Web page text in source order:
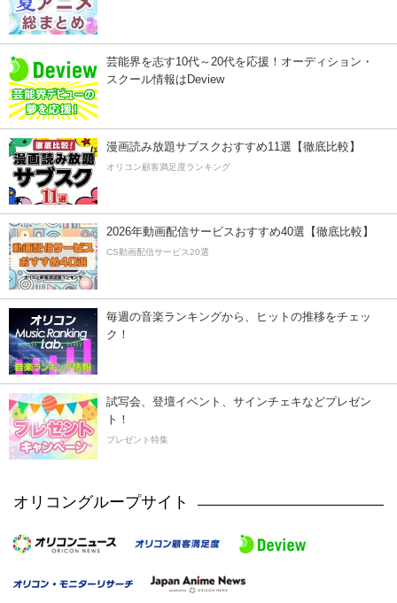
芸能界を志す10代～20代を応援！オーディション・
スクール情報はDeview
漫画読み放題サブスクおすすめ11選【徹底比較】
オリコン顧客満足度ランキング
2026年動画配信サービスおすすめ40選【徹底比較】
CS動画配信サービス20選
毎週の音楽ランキングから、ヒットの推移をチェッ
ク！
試写会、登壇イベント、サインチェキなどプレゼン
ト！
プレゼント特集
オリコングループサイト